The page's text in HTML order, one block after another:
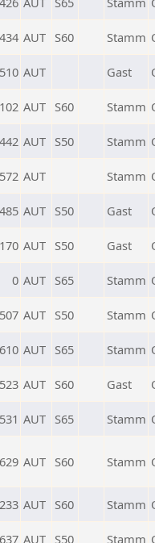
AUT S60 Stamm
AUT Gast
AUT S60 Stamm
AUT S50 Stamm
AUT Stamm
AUT S50 Gast
AUT S50 Gast
0 AUT S65 Stamm
AUT S50 Stamm
AUT S65 Stamm
AUT S60 Gast
AUT S65 Stamm
AUT S60 Stamm
AUT S60 Stamm
AUT S50 Stamm